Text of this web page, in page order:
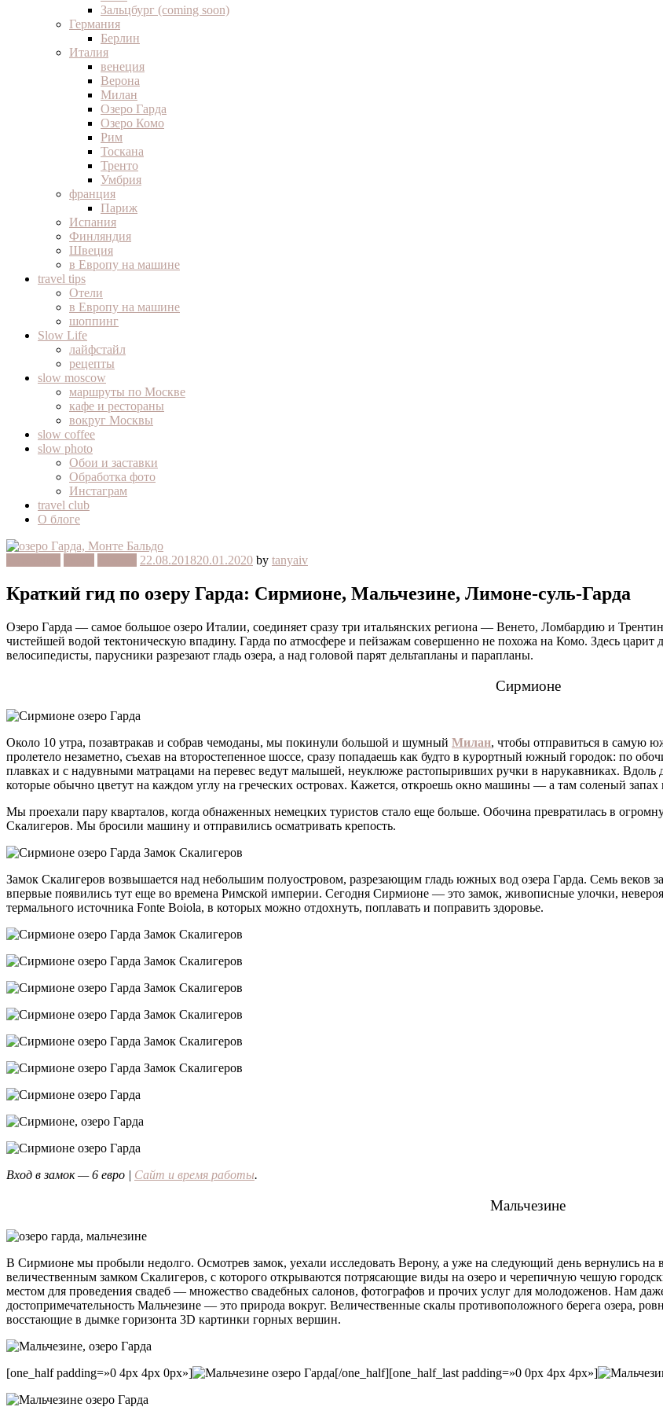
Зальцбург (coming soon)
Германия
Берлин
Италия
венеция
Верона
Милан
Озеро Гарда
Озеро Комо
Рим
Тоскана
Тренто
Умбрия
франция
Париж
Испания
Финляндия
Швеция
в Европу на машине
travel tips
Отели
в Европу на машине
шоппинг
Slow Life
лайфстайл
рецепты
slow moscow
маршруты по Москве
кафе и рестораны
вокруг Москвы
slow coffee
slow photo
Обои и заставки
Обработка фото
Инстаграм
travel club
О блоге
22.08.201820.01.2020 by tanyaiv
Краткий гид по озеру Гарда: Сирмионе, Мальчезине, Лимоне-суль-Гарда
Озеро Гарда — самое большое озеро Италии, соединяет сразу три итальянских региона — Венето, Ломбардию и
чистейшей водой тектоническую впадину. Гарда по атмосфере и пейзажам совершенно не похожа на Комо. Здесь царит
велосипедисты, парусники разрезают гладь озера, а над головой парят дельтапланы и парапланы.
Сирмионе
Около 10 утра, позавтракав и собрав чемоданы, мы покинули большой и шумный Милан, чтобы отправиться в самую
пролетело незаметно, съехав на второстепенное шоссе, сразу попадаешь как будто в курортный южный городок: по
плавках и с надувными матрацами на перевес ведут малышей, неуклюже растопыривших ручки в нарукавниках. Вдоль
которые обычно цветут на каждом углу на греческих островах. Кажется, откроешь окно машины — а там соленый запах
Мы проехали пару кварталов, когда обнаженных немецких туристов стало еще больше. Обочина превратилась в
Скалигеров. Мы бросили машину и отправились осматривать крепость.
Замок Скалигеров возвышается над небольшим полуостровом, разрезающим гладь южных вод озера Гарда. Семь веков
впервые появились тут еще во времена Римской империи. Сегодня Сирмионе — это замок, живописные улочки,
термального источника Fonte Boiola, в которых можно отдохнуть, поплавать и поправить здоровье.
Вход в замок — 6 евро | Сайт и время работы.
Мальчезине
В Сирмионе мы пробыли недолго. Осмотрев замок, уехали исследовать Верону, а уже на следующий день вернулись на
величественным замком Скалигеров, с которого открываются потрясающие виды на озеро и черепичную чешую
местом для проведения свадеб — множество свадебных салонов, фотографов и прочих услуг для молодоженов. Нам
достопримечательность Мальчезине — это природа вокруг. Величественные скалы противоположного берега озера,
восстающие в дымке горизонта 3D картинки горных вершин.
[one_half padding=»0 4px 4px 0px»] [/one_half][one_half_last padding=»0 0px 4px 4px»]